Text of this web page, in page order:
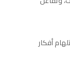
أفكار